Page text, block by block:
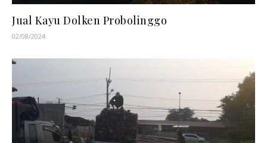
Jual Kayu Dolken Probolinggo
02/08/2024